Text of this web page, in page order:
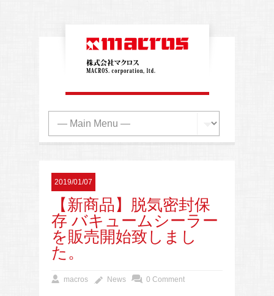
2019/01/07
【新商品】脱気密封保
存 バキュームシーラー
を販売開始致しまし
た。
macros News 0 Comment